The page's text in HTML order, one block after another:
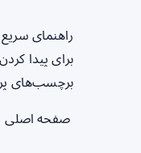
راهنمای سریع
برای پیدا
برچسب‌های
صفحه اصلی